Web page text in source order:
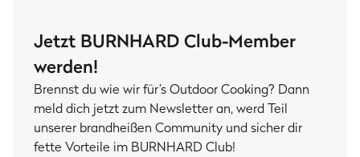
Jetzt BURNHARD Club-Member
werden!
Brennst du wie wir für’s Outdoor Cooking? Dann
meld dich jetzt zum Newsletter an, werd Teil
unserer brandheißen Community und sicher dir
fette Vorteile im BURNHARD Club!